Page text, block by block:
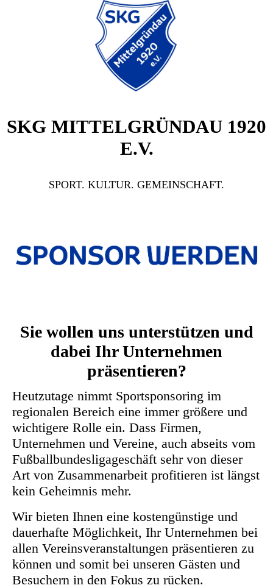
SKG MITTELGRÜNDAU 1920
E.V.
SPORT. KULTUR. GEMEINSCHAFT.
Sie wollen uns unterstützen und
dabei Ihr Unternehmen
präsentieren?
Heutzutage nimmt Sportsponsoring im
regionalen Bereich eine immer größere und
wichtigere Rolle ein. Dass Firmen,
Unternehmen und Vereine, auch abseits vom
Fußballbundesligageschäft sehr von dieser
Art von Zusammenarbeit profitieren ist längst
kein Geheimnis mehr.
Wir bieten Ihnen eine kostengünstige und
dauerhafte Möglichkeit, Ihr Unternehmen bei
allen Vereinsveranstaltungen präsentieren zu
können und somit bei unseren Gästen und
Besuchern in den Fokus zu rücken.